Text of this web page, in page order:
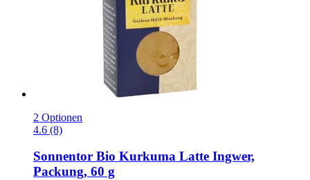
2 Optionen
4.6 (8)
Sonnentor Bio Kurkuma Latte Ingwer,
Packung, 60 g